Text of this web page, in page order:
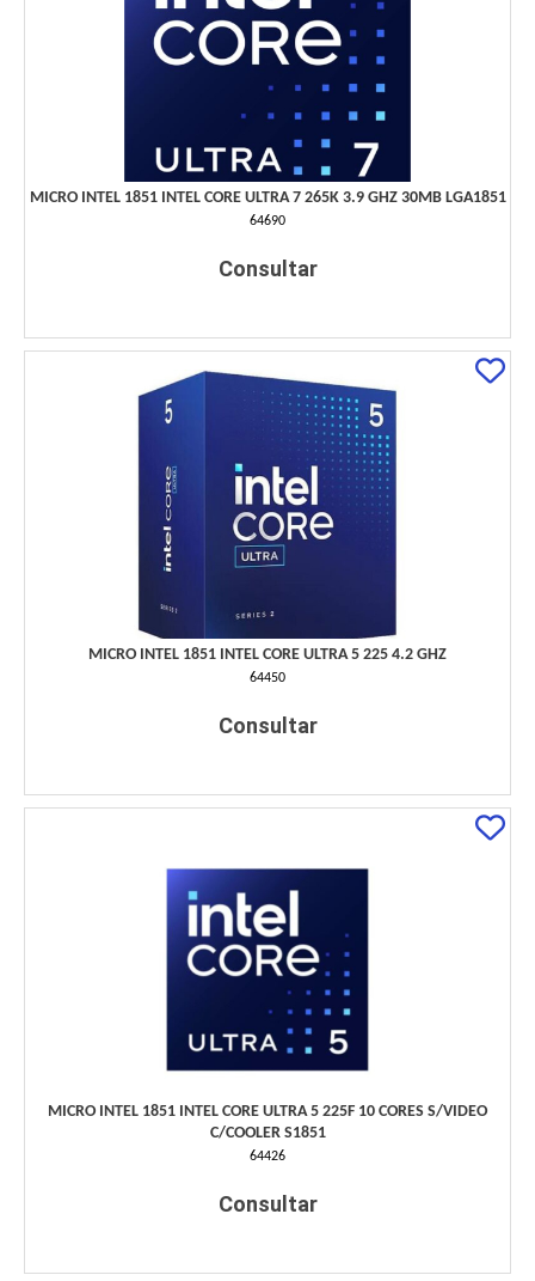
MICRO INTEL 1851 INTEL CORE ULTRA 7 265K 3.9 GHZ 30MB LGA1851
64690
Consultar
MICRO INTEL 1851 INTEL CORE ULTRA 5 225 4.2 GHZ
64450
Consultar
MICRO INTEL 1851 INTEL CORE ULTRA 5 225F 10 CORES S/VIDEO
C/COOLER S1851
64426
Consultar